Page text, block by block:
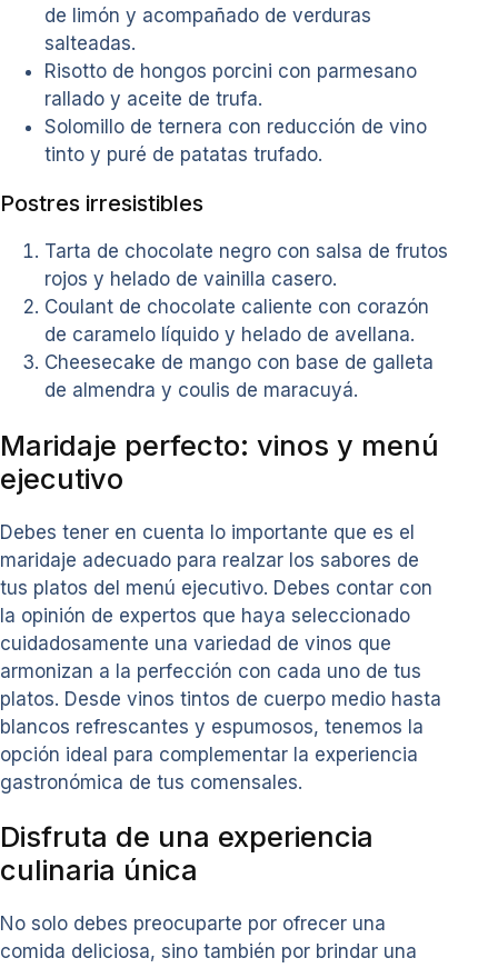
de limón y acompañado de verduras
salteadas.
Risotto de hongos porcini con parmesano
rallado y aceite de trufa.
Solomillo de ternera con reducción de vino
tinto y puré de patatas trufado.
Postres irresistibles
Tarta de chocolate negro con salsa de frutos
rojos y helado de vainilla casero.
Coulant de chocolate caliente con corazón
de caramelo líquido y helado de avellana.
Cheesecake de mango con base de galleta
de almendra y coulis de maracuyá.
Maridaje perfecto: vinos y menú
ejecutivo
Debes tener en cuenta lo importante que es el
maridaje adecuado para realzar los sabores de
tus platos del menú ejecutivo. Debes contar con
la opinión de expertos que haya seleccionado
cuidadosamente una variedad de vinos que
armonizan a la perfección con cada uno de tus
platos. Desde vinos tintos de cuerpo medio hasta
blancos refrescantes y espumosos, tenemos la
opción ideal para complementar la experiencia
gastronómica de tus comensales.
Disfruta de una experiencia
culinaria única
No solo debes preocuparte por ofrecer una
comida deliciosa, sino también por brindar una